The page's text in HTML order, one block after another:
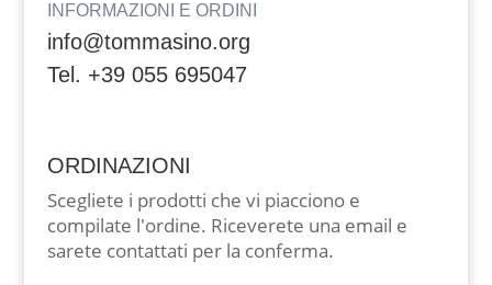
INFORMAZIONI E ORDINI
info@tommasino.org
Tel. +39 055 695047
ORDINAZIONI
Scegliete i prodotti che vi piacciono e
compilate l'ordine. Riceverete una email e
sarete contattati per la conferma.